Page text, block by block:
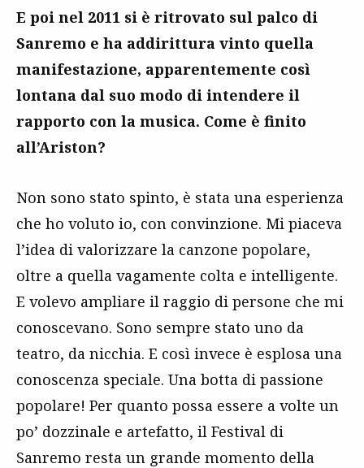
E poi nel 2011 si è ritrovato sul palco di
Sanremo e ha addirittura vinto quella
manifestazione, apparentemente così
lontana dal suo modo di intendere il
rapporto con la musica. Come è finito
all’Ariston?
Non sono stato spinto, è stata una esperienza
che ho voluto io, con convinzione. Mi piaceva
l’idea di valorizzare la canzone popolare,
oltre a quella vagamente colta e intelligente.
E volevo ampliare il raggio di persone che mi
conoscevano. Sono sempre stato uno da
teatro, da nicchia. E così invece è esplosa una
conoscenza speciale. Una botta di passione
popolare! Per quanto possa essere a volte un
po’ dozzinale e artefatto, il Festival di
Sanremo resta un grande momento della